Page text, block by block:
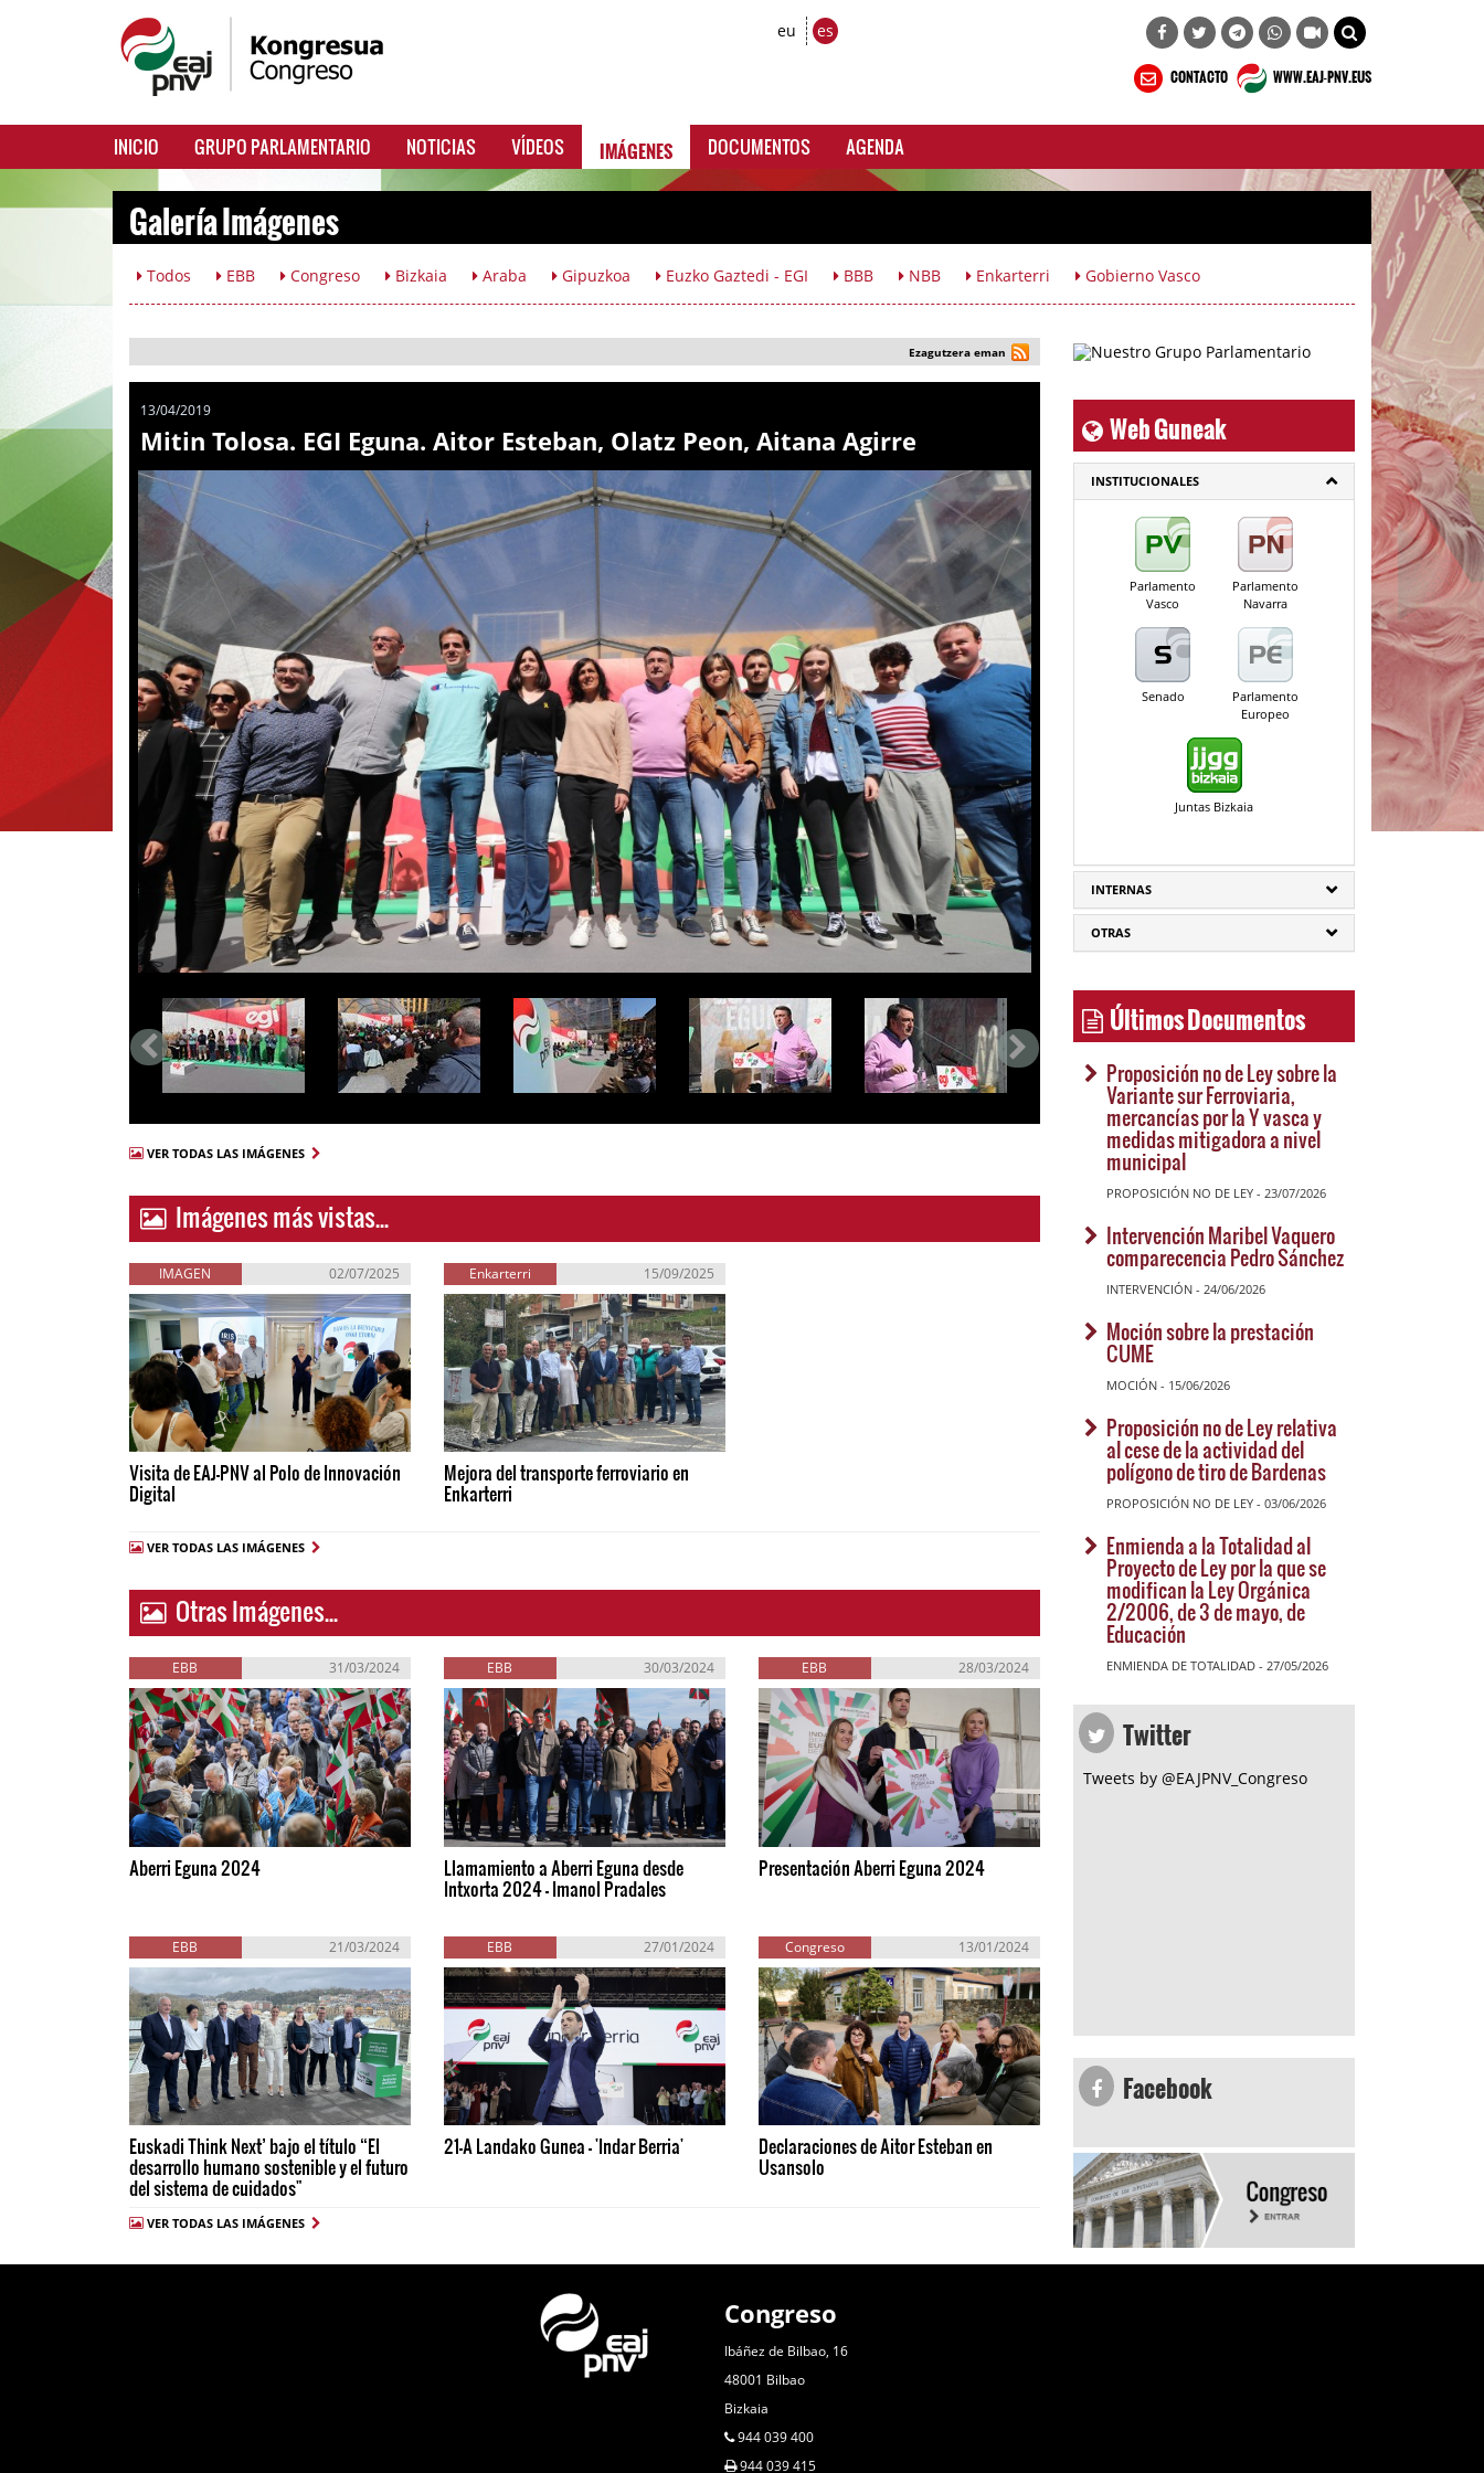
eu es
CONTACTO WWW.EAJ-PNV.EUS
INICIO GRUPO PARLAMENTARIO NOTICIAS VÍDEOS IMÁGENES DOCUMENTOS AGENDA
Galería Imágenes
Todos EBB Congreso Bizkaia Araba Gipuzkoa Euzko Gaztedi - EGI BBB NBB Enkarterri Gobierno Vasco
Ezagutzera eman
13/04/2019
Mitin Tolosa. EGI Eguna. Aitor Esteban, Olatz Peon, Aitana Agirre
VER TODAS LAS IMÁGENES
Imágenes más vistas...
IMAGEN 02/07/2025
Visita de EAJ-PNV al Polo de Innovación
Digital
Enkarterri 15/09/2025
Mejora del transporte ferroviario en
Enkarterri
VER TODAS LAS IMÁGENES
Otras Imágenes...
EBB 31/03/2024
Aberri Eguna 2024
EBB 30/03/2024
Llamamiento a Aberri Eguna desde
Intxorta 2024 - Imanol Pradales
EBB 28/03/2024
Presentación Aberri Eguna 2024
EBB 21/03/2024
Euskadi Think Next’ bajo el título “El
desarrollo humano sostenible y el futuro
del sistema de cuidados"
EBB 27/01/2024
21-A Landako Gunea - 'Indar Berria'
Congreso 13/01/2024
Declaraciones de Aitor Esteban en
Usansolo
VER TODAS LAS IMÁGENES
Web Guneak
INSTITUCIONALES
Parlamento
Vasco
Parlamento
Navarra
Senado
Parlamento
Europeo
Juntas Bizkaia
INTERNAS
OTRAS
Últimos Documentos
Proposición no de Ley sobre la
Variante sur Ferroviaria,
mercancías por la Y vasca y
medidas mitigadora a nivel
municipal
PROPOSICIÓN NO DE LEY - 23/07/2026
Intervención Maribel Vaquero
comparecencia Pedro Sánchez
INTERVENCIÓN - 24/06/2026
Moción sobre la prestación
CUME
MOCIÓN - 15/06/2026
Proposición no de Ley relativa
al cese de la actividad del
polígono de tiro de Bardenas
PROPOSICIÓN NO DE LEY - 03/06/2026
Enmienda a la Totalidad al
Proyecto de Ley por la que se
modifican la Ley Orgánica
2/2006, de 3 de mayo, de
Educación
ENMIENDA DE TOTALIDAD - 27/05/2026
Twitter
Tweets by @EAJPNV_Congreso
Facebook
Congreso
Ibáñez de Bilbao, 16
48001 Bilbao
Bizkaia
944 039 400
944 039 415